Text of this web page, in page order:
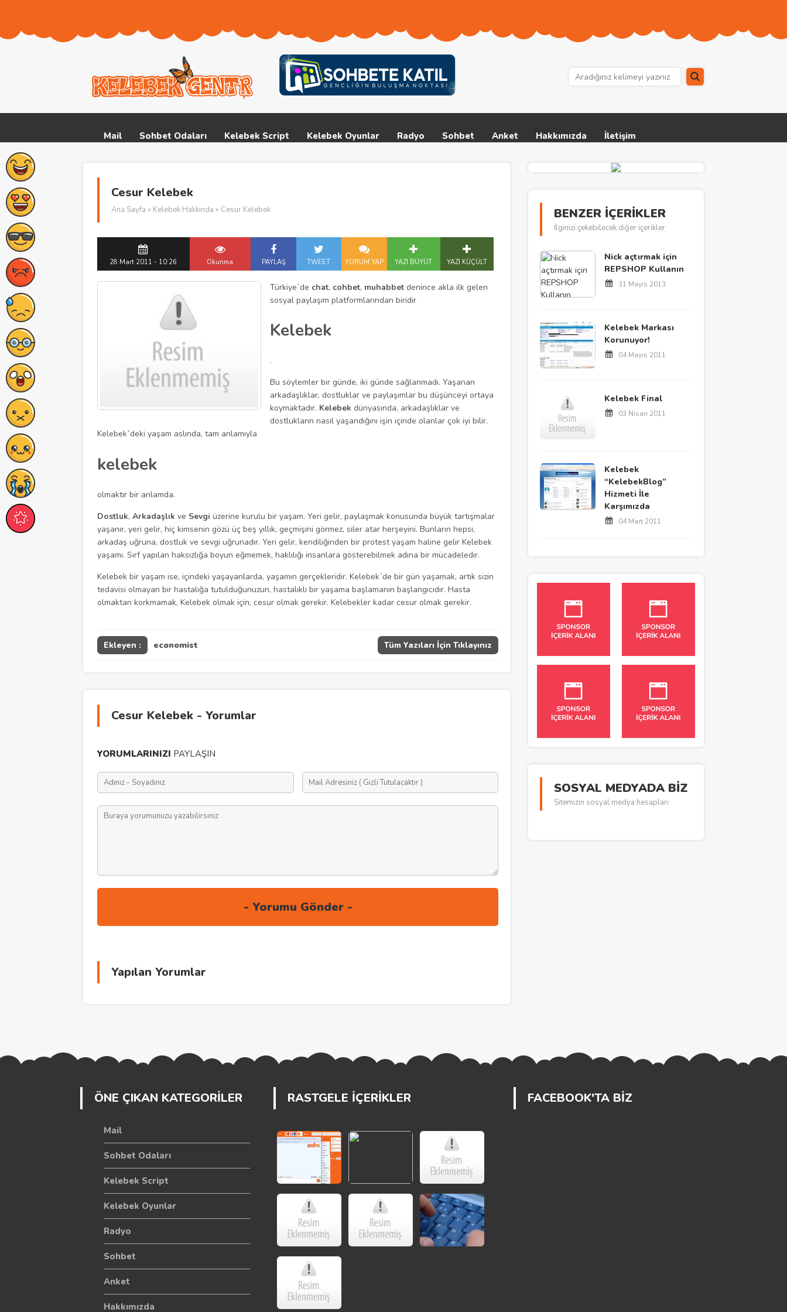
Mail Sohbet Odaları Kelebek Script Kelebek Oyunlar Radyo Sohbet Anket Hakkımızda İletişim
Cesur Kelebek
Ana Sayfa » Kelebek Hakkında » Cesur Kelebek
28 Mart 2011 - 10:26 Okunma PAYLAŞ TWEET YORUM YAP YAZI BÜYÜT YAZI KÜÇÜLT
Türkiye`de chat, cohbet, muhabbet denince akla ilk gelen
sosyal paylaşım platformlarından biridir
Kelebek
.
Bu söylemler bir günde, iki günde sağlanmadı. Yaşanan
arkadaşlıklar, dostluklar ve paylaşımlar bu düşünceyi ortaya
koymaktadır. Kelebek dünyasında, arkadaşlıklar ve
dostlukların nasıl yaşandığını işin içinde olanlar çok iyi bilir.
Kelebek`deki yaşam aslında, tam anlamıyla
kelebek
olmaktır bir anlamda.
Dostluk, Arkadaşlık ve Sevgi üzerine kurulu bir yaşam. Yeri gelir, paylaşmak konusunda büyük tartışmalar
yaşanır, yeri gelir, hiç kimsenin gözü üç beş yıllık, geçmişini görmez, siler atar herşeyini. Bunların hepsi,
arkadaş uğruna, dostluk ve sevgi uğrunadır. Yeri gelir, kendiliğinden bir protest yaşam haline gelir Kelebek
yaşamı. Sırf yapılan haksızlığa boyun eğmemek, haklılığı insanlara gösterebilmek adına bir mücadeledir.
Kelebek bir yaşam ise, içindeki yaşayanlarda, yaşamın gerçekleridir. Kelebek`de bir gün yaşamak, artık sizin
tedavisi olmayan bir hastalığa tutulduğunuzun, hastalıklı bir yaşama başlamanın başlangıcıdır. Hasta
olmaktan korkmamak, Kelebek olmak için, cesur olmak gerekir. Kelebekler kadar cesur olmak gerekir.
Ekleyen : economist Tüm Yazıları İçin Tıklayınız
Cesur Kelebek - Yorumlar
YORUMLARINIZI PAYLAŞIN
Yapılan Yorumlar
BENZER İÇERİKLER
İlginizi çekebilecek diğer içerikler
Nick açtırmak için
REPSHOP Kullanın
31 Mayıs 2013
Kelebek Markası
Korunuyor!
04 Mayıs 2011
Kelebek Final
03 Nisan 2011
Kelebek
“KelebekBlog”
Hizmeti İle
Karşımızda
04 Mart 2011
SOSYAL MEDYADA BİZ
Sitemizin sosyal medya hesapları
ÖNE ÇIKAN KATEGORİLER
Mail
Sohbet Odaları
Kelebek Script
Kelebek Oyunlar
Radyo
Sohbet
Anket
Hakkımızda
RASTGELE İÇERİKLER FACEBOOK'TA BİZ